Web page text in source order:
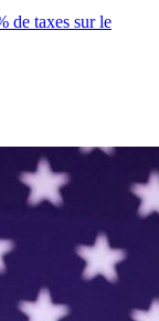
de taxes sur le